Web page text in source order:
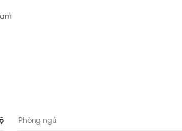
Long Thạnh Mỹ, Cửa Hàng Thực Phẩm Satra
Phòng ngủ